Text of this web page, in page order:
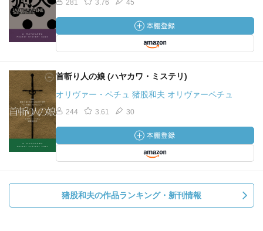
281 3.76 45
首斬り人の娘 (ハヤカワ・ミステリ)
オリヴァー・ペチュ 猪股和夫 オリヴァーペチュ
244 3.61 30
猪股和夫の作品ランキング・新刊情報